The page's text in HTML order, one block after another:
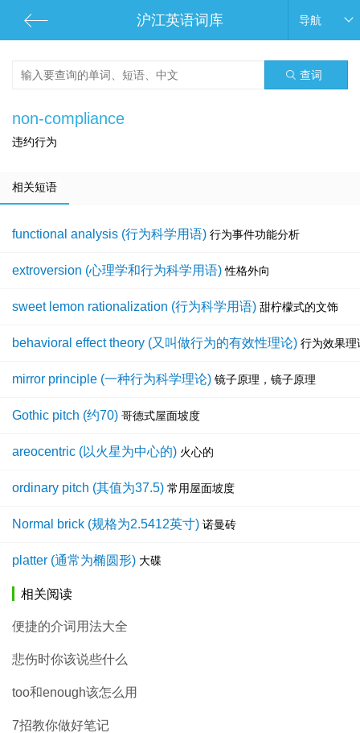
沪江英语词库 导航
查词
non-compliance
违约行为
相关短语
functional analysis (行为科学用语) 行为事件功能分析
extroversion (心理学和行为科学用语) 性格外向
sweet lemon rationalization (行为科学用语) 甜柠檬式的文饰
behavioral effect theory (又叫做行为的有效性理论) 行为效果理
mirror principle (一种行为科学理论) 镜子原理，镜子原理
Gothic pitch (约70) 哥德式屋面坡度
areocentric (以火星为中心的) 火心的
ordinary pitch (其值为37.5) 常用屋面坡度
Normal brick (规格为2.5412英寸) 诺曼砖
platter (通常为椭圆形) 大碟
相关阅读
便捷的介词用法大全
悲伤时你该说些什么
too和enough该怎么用
7招教你做好笔记